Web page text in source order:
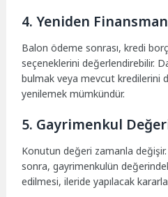
4. Yeniden
Balon ödeme sonrası, kredi
seçeneklerini değerlendirebilir.
bulmak veya mevcut kredilerini
yenilemek mümkündür.
5. Gayrimenkul
Konutun değeri zamanla
sonra, gayrimenkulün
edilmesi, ileride yapılacak